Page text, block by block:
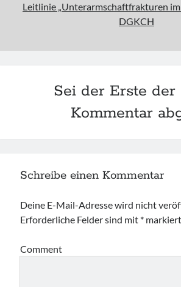
Leitlinie „Unterarmschaftfrakturen
DGKCH
Sei der Erste der
Kommentar
Schreibe einen Kommentar
Deine E-Mail-Adresse wird nicht
Erforderliche Felder sind mit * markiert
Comment